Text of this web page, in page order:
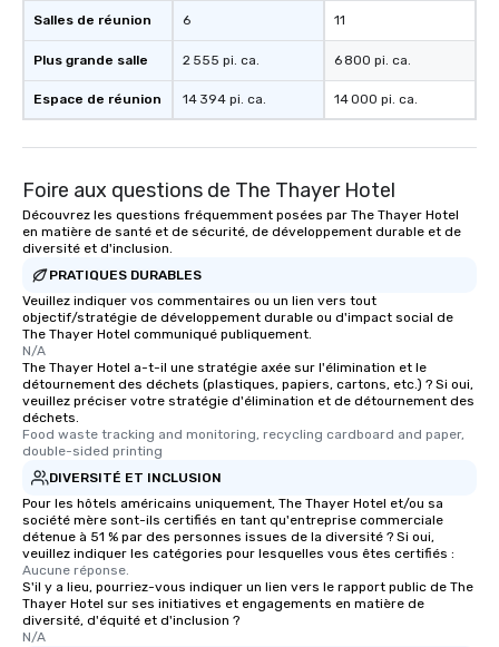
Salles de réunion
Plus grande salle
Espace de réunion
6
2 555 pi. ca.
14 394 pi. ca.
11
6 800 pi. ca.
14 000 pi. ca.
Foire aux questions de The Thayer Hotel
Découvrez les questions fréquemment posées par The Thayer Hotel
en matière de santé et de sécurité, de développement durable et de
diversité et d'inclusion.
PRATIQUES DURABLES
Veuillez indiquer vos commentaires ou un lien vers tout
objectif/stratégie de développement durable ou d'impact social de
The Thayer Hotel communiqué publiquement.
N/A
The Thayer Hotel a-t-il une stratégie axée sur l'élimination et le
détournement des déchets (plastiques, papiers, cartons, etc.) ? Si oui,
veuillez préciser votre stratégie d'élimination et de détournement des
déchets.
Food waste tracking and monitoring, recycling cardboard and paper,
double-sided printing
DIVERSITÉ ET INCLUSION
Pour les hôtels américains uniquement, The Thayer Hotel et/ou sa
société mère sont-ils certifiés en tant qu'entreprise commerciale
détenue à 51 % par des personnes issues de la diversité ? Si oui,
veuillez indiquer les catégories pour lesquelles vous êtes certifiés :
Aucune réponse.
S'il y a lieu, pourriez-vous indiquer un lien vers le rapport public de The
Thayer Hotel sur ses initiatives et engagements en matière de
diversité, d'équité et d'inclusion ?
N/A